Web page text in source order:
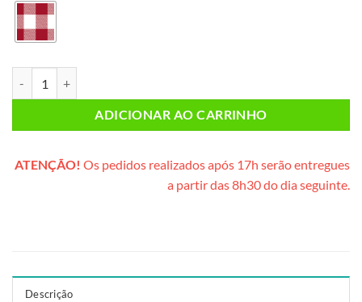
ADICIONAR AO CARRINHO
ATENÇÃO! Os pedidos realizados após 17h serão entregues
a partir das 8h30 do dia seguinte.
Descrição